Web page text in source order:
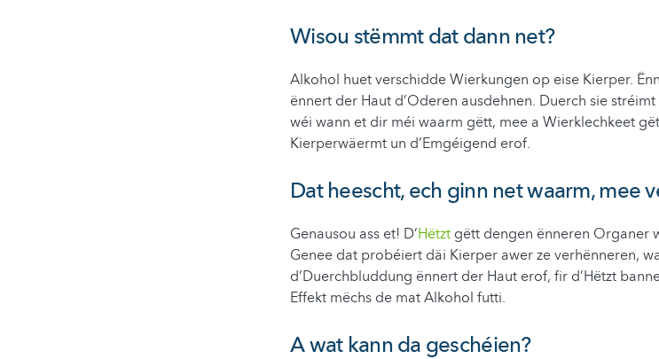
Wisou stëmmt dat dann net?
Alkohol huet verschidde Wierkungen op eise Kierper.
ënnert der Haut d’Oderen ausdehnen. Duerch sie
wéi wann et dir méi waarm gëtt, mee a Wierklechkeet
Kierperwäermt un d’Emgéigend erof.
Dat heescht, ech ginn net waarm, mee
Genausou ass et! D’Hëtzt gëtt dengen ënneren Organer
Genee dat probéiert däi Kierper awer ze verhënneren,
d’Duerchbluddung ënnert der Haut erof, fir d’Hëtzt
Effekt mëchs de mat Alkohol futti.
A wat kann da geschéien?